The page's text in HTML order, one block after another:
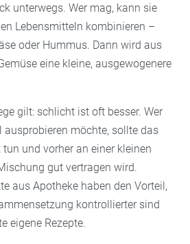
unterwegs. Wer mag, kann sie
Lebensmitteln kombinieren –
oder Hummus. Dann wird aus
eine kleine, ausgewogenere
gilt: schlicht ist oft besser. Wer
ausprobieren möchte, sollte das
und vorher an einer kleinen
gut vertragen wird.
aus Apotheke haben den Vorteil,
kontrollierter sind
eigene Rezepte.